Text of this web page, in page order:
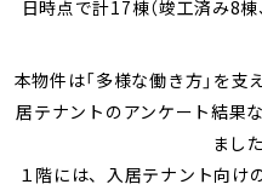
日時点で計17棟（竣工済み8棟
本物件は「多様な働き方」を支
居テナントのアンケート結果
まし
１階には、入居テナント向け